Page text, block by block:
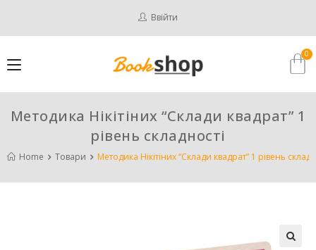
Ввійти
Методика Нікітіних “Склади квадрат” 1
рівень складності
Home Товари Методика Нікітіних “Склади квадрат” 1 рівень